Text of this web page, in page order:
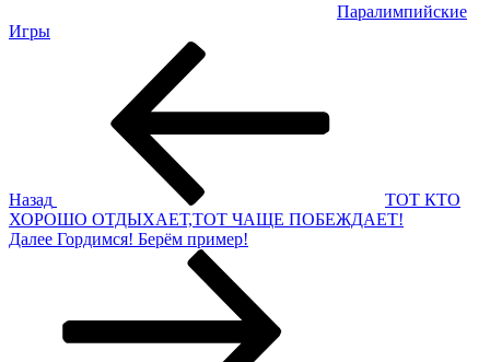
Паралимпийские
Игры
Назад
ТОТ КТО
ХОРОШО ОТДЫХАЕТ,ТОТ ЧАЩЕ ПОБЕЖДАЕТ!
Следующая
Далее Гордимся! Берём пример!